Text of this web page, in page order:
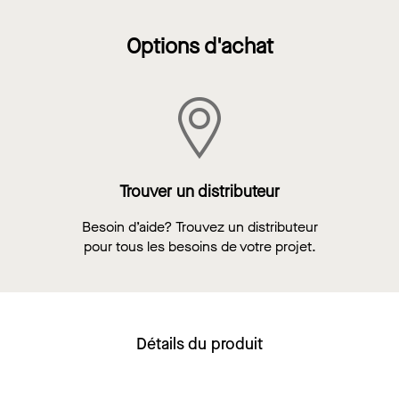
Options d'achat
Trouver un distributeur
Besoin d’aide? Trouvez un distributeur
pour tous les besoins de votre projet.
Détails du produit